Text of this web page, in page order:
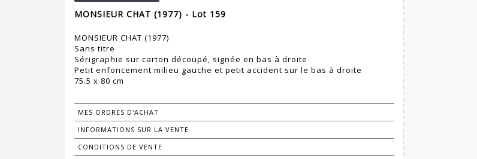
MONSIEUR CHAT (1977) - Lot 159
MONSIEUR CHAT (1977)
Sans titre
Sérigraphie sur carton découpé, signée en bas à droite
Petit enfoncement milieu gauche et petit accident sur le bas à droite
75.5 x 80 cm
MES ORDRES D'ACHAT
INFORMATIONS SUR LA VENTE
CONDITIONS DE VENTE